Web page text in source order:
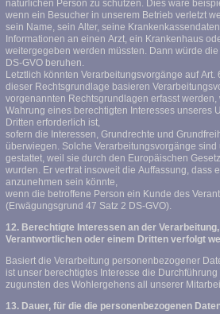
natürlichen Person zu schützen. Dies wäre
wenn ein Besucher in unserem Betrieb verletzt
sein Name, sein Alter, seine
Informationen an einen Arzt, ein Krankenhaus
weitergegeben werden müssten. Dann würde die
DS-GVO beruhen.
Letztlich könnten Verarbeitungsvorgänge auf Art.
dieser Rechtsgrundlage basieren
vorgenannten Rechtsgrundlagen erfasst
Wahrung eines berechtigten Interesses unseres
Dritten erforderlich ist,
sofern die Interessen, Grundrechte und
überwiegen. Solche Verarbeitungsvorgänge
gestattet, weil sie durch den Europäischen
wurden. Er vertrat insoweit die Auffassung, dass
anzunehmen sein könnte,
wenn die betroffene Person ein Kunde des
(Erwägungsgrund 47 Satz 2 DS-GVO).
12. Berechtigte Interessen an der
Verantwortlichen oder einem Dritten verfolgt
Basiert die Verarbeitung personenbezogener
ist unser berechtigtes Interesse die
zugunsten des Wohlergehens all unserer
13. Dauer, für die die personenbezogenen